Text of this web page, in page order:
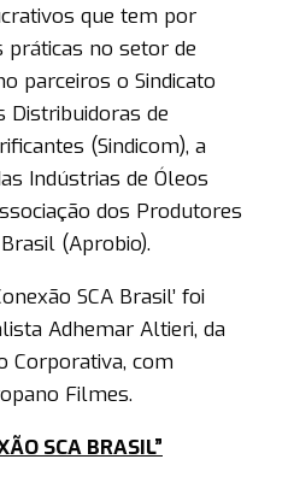
que tem por
no setor de
parceiros o Sindicato
Distribuidoras de
(Sindicom), a
Indústrias de Óleos
dos Produtores
(Aprobio).
SCA Brasil’ foi
Adhemar Altieri, da
Corporativa, com
Filmes.
SCA BRASIL”